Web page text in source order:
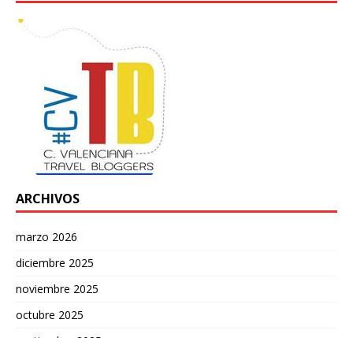
ARCHIVOS
marzo 2026
diciembre 2025
noviembre 2025
octubre 2025